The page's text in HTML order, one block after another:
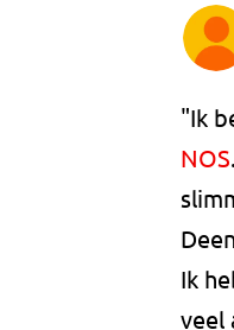
"Ik
NOS
Ik
veel